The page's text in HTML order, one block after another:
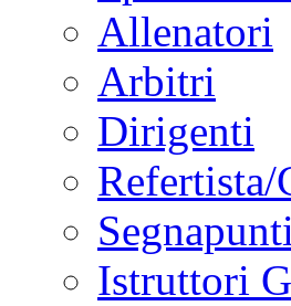
Allenatori
Arbitri
Dirigenti
Refertista/
Istruttori